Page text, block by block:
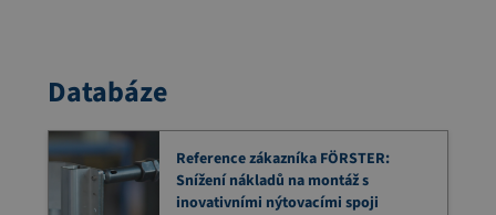
Databáze
Reference zákazníka FÖRSTER:
Snížení nákladů na montáž s
inovativními nýtovacími spoji